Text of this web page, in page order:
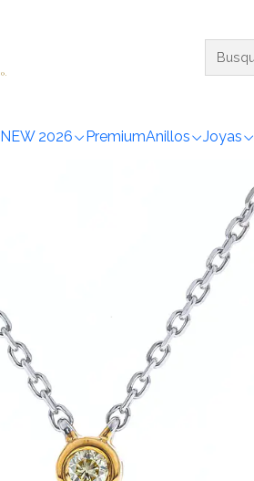
NEW 2026 PremiumAnillos Joyas